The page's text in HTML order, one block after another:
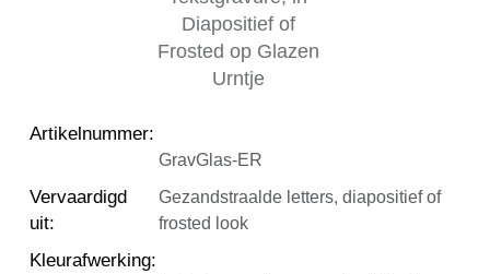
Artikelnummer:
GravGlas-ER
Vervaardigd
uit:
Gezandstraalde letters, diapositief of
frosted look
Kleurafwerking: